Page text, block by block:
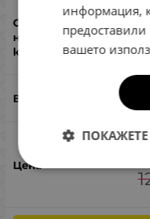
да
сом,
информация,
вашето